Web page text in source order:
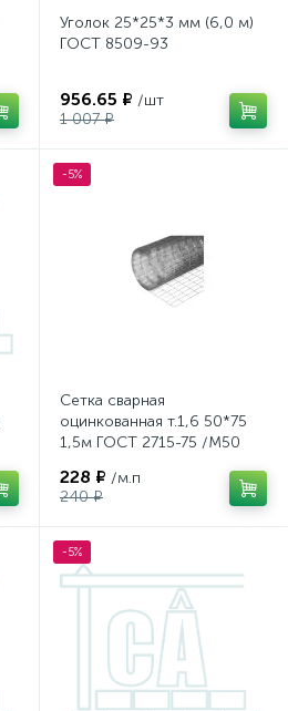
Уголок 25*25*3 мм (6,0 м)
ГОСТ 8509-93
956.65 ₽ /шт
1 007 ₽
-5%
Сетка сварная
оцинкованная т.1,6 50*75
1,5м ГОСТ 2715-75 /М50
228 ₽ /м.п
240 ₽
-5%